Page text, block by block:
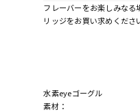
フレーバーをお楽しみなる
リッジをお買い求めくださ
水素eyeゴーグル
素材：